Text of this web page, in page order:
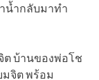
น้ำกลับมาทำ
ต บ้านของพ่อโช
จิต พร้อม